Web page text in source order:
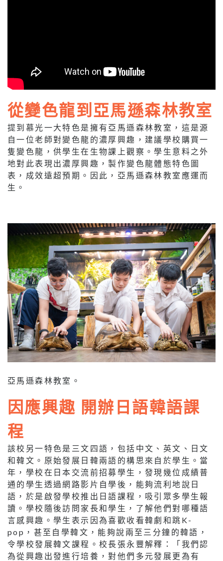
從變色龍到亞馬遜森林教室
提到慕光一大特色是擁有亞馬遜森林教室，這是源
自一位老師對變色龍的濃厚興趣，建議學校購買一
隻變色龍，供學生在生物課上觀察。學生意料之外
地對此表現出濃厚興趣，製作變色龍體態特色圖
表，成效遠超預期。因此，亞馬遜森林教室應運而
生。
亞馬遜森林教室。
因應興趣 開辦日語韓語課
程
該校另一特色是三文四語，包括中文、英文、日文
和韓文。原始發展日韓兩語的構思來自於學生。當
年，學校在日本交流前招募學生，發現幾位成績普
通的學生透過網路影片自學後，能夠流利地說日
語，於是啟發學校推出日語課程，吸引眾多學生報
讀。學校隨後訪問家長和學生，了解他們對哪種語
言感興趣。學生表示因為喜歡收看韓劇和跳K-
pop，甚至自學韓文，能夠說兩至三分鐘的韓語，
令學校發展韓文課程。校長張永豐解釋：「我們認
為從興趣出發進行培養，對他們多元發展更為有